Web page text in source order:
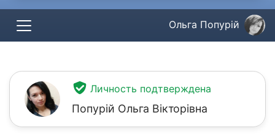
Ольга Попурій
Личность подтверждена
Попурій Ольга Вікторівна